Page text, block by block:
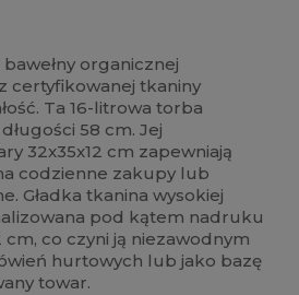
organicznej
certyfikowanej tkaniny
Ta 16-litrowa torba
58 cm. Jej
32x35x12 cm zapewniają
codzienne zakupy lub
Gładka tkanina wysokiej
pod kątem nadruku
cm, co czyni ją niezawodnym
hurtowych lub jako bazę
towar.